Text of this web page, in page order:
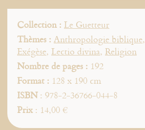
Collection : Le Guetteur
Thèmes : Anthropologie biblique,
Exégèse, Lectio divina, Religion
Nombre de pages : 192
Format : 128 x 190 cm
ISBN: 978-2-36766-044-8
Prix: 14,00 €